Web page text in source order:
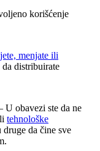
korišćenje
menjate ili
distribuirate
obavezi ste da ne
tehnološke
da čine sve